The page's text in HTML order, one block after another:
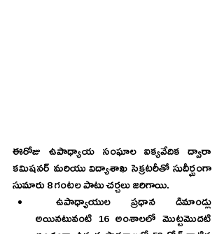
ఈరోజు ఉపాధ్యాయ సంఘాల ఐక్యవేదిక ద్వారా
కమిషనర్ మరియు విద్యాశాఖ సెక్రటరీతో సుదీర్ఘంగా
సుమారు 8 గంటల పాటు చర్చలు జరిగాయి.
అయినటువంటి 16 అంశాలలో మొట్టమొదటి